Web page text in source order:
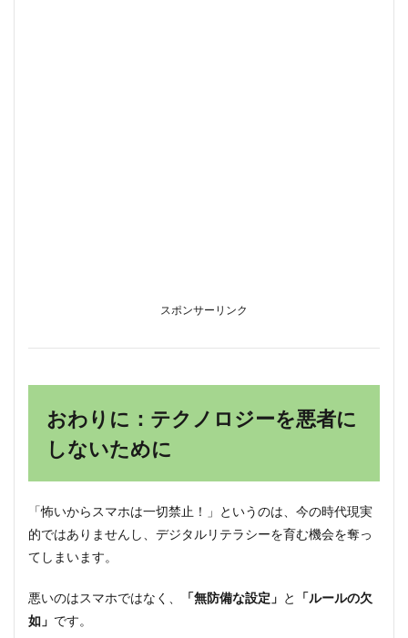
スポンサーリンク
おわりに：テクノロジーを悪者に
しないために
「怖いからスマホは一切禁止！」というのは、今の時代現実
的ではありませんし、デジタルリテラシーを育む機会を奪っ
てしまいます。
悪いのはスマホではなく、 「無防備な設定」 と
「ルールの欠
如」 です。